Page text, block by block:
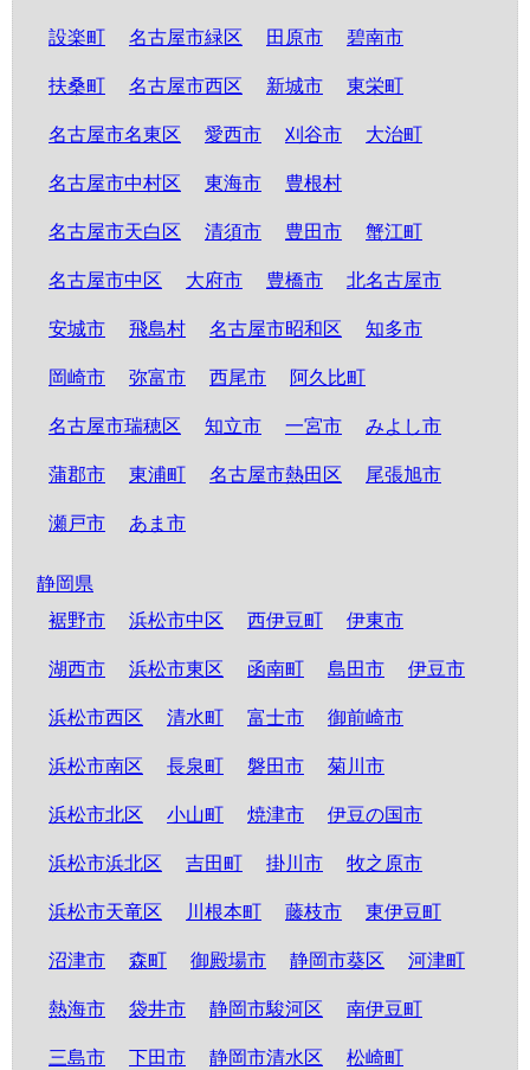
設楽町 名古屋市緑区 田原市 碧南市
扶桑町 名古屋市西区 新城市 東栄町
名古屋市名東区 愛西市 刈谷市 大治町
名古屋市中村区 東海市 豊根村
名古屋市天白区 清須市 豊田市 蟹江町
名古屋市中区 大府市 豊橋市 北名古屋市
安城市 飛島村 名古屋市昭和区 知多市
岡崎市 弥富市 西尾市 阿久比町
名古屋市瑞穂区 知立市 一宮市 みよし市
蒲郡市 東浦町 名古屋市熱田区 尾張旭市
瀬戸市 あま市
静岡県
裾野市
浜松市中区 西伊豆町 伊東市
湖西市 浜松市東区 函南町 島田市 伊豆市
浜松市西区 清水町 富士市 御前崎市
浜松市南区 長泉町 磐田市 菊川市
浜松市北区 小山町 焼津市 伊豆の国市
浜松市浜北区 吉田町 掛川市 牧之原市
浜松市天竜区 川根本町 藤枝市 東伊豆町
沼津市 森町 御殿場市 静岡市葵区 河津町
熱海市 袋井市 静岡市駿河区 南伊豆町
三島市 下田市 静岡市清水区 松崎町